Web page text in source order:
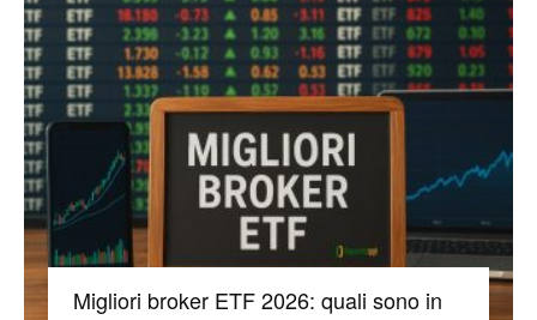
Migliori broker ETF 2026: quali sono in